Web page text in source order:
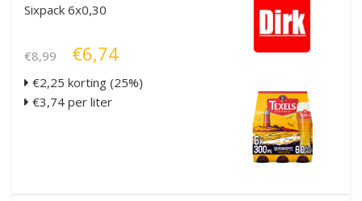
Sixpack 6x0,30
€8,99 €6,74
€2,25 korting (25%)
€3,74 per liter